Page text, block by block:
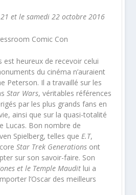
et le samedi 22 octobre 2016
est heureux de recevoir celui
du cinéma n’auraient
Peterson. Il a travaillé sur les
Star Wars, véritables références
par les plus grands fans en
ainsi que sur la quasi-totalité
Lucas. Bon nombre de
Spielberg, telles queE.T,
Star Trek Generations ont
sur son savoir-faire. Son
et le Temple Maudit lui a
l’Oscar des meilleurs